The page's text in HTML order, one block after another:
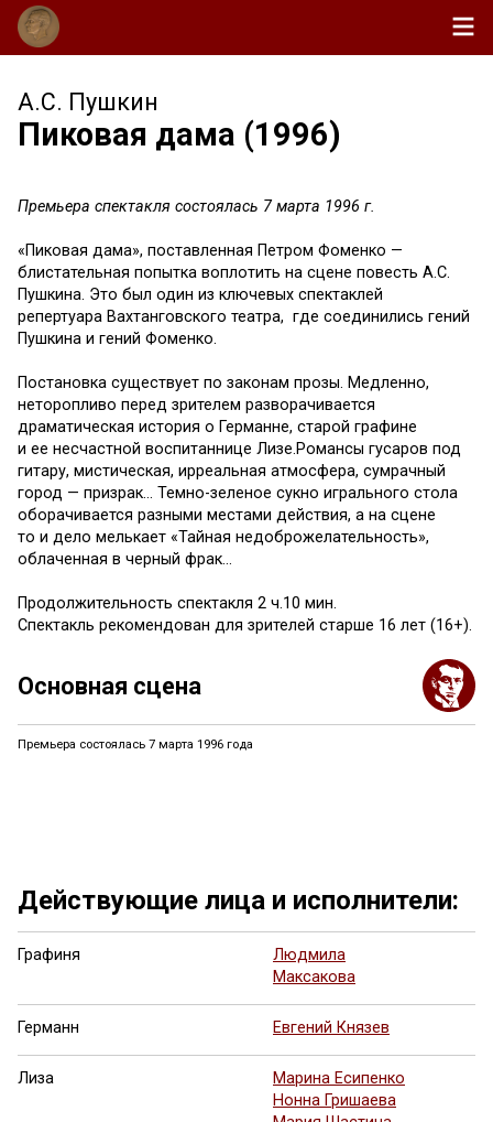
А.С. Пушкин
Пиковая дама (1996)
Премьера спектакля состоялась 7 марта 1996 г.
«Пиковая дама», поставленная Петром Фоменко —
блистательная попытка воплотить на сцене повесть А.С.
Пушкина. Это был один из ключевых спектаклей
репертуара Вахтанговского театра, где соединились гений
Пушкина и гений Фоменко.
Постановка существует по законам прозы. Медленно,
неторопливо перед зрителем разворачивается
драматическая история о Германне, старой графине
и ее несчастной воспитаннице Лизе.Романсы гусаров под
гитару, мистическая, ирреальная атмосфера, сумрачный
город — призрак… Темно-зеленое сукно игрального стола
оборачивается разными местами действия, а на сцене
то и дело мелькает «Тайная недоброжелательность»,
облаченная в черный фрак…
Продолжительность спектакля 2 ч.10 мин.
Спектакль рекомендован для зрителей старше 16 лет (16+).
Основная сцена
Премьера состоялась 7 марта 1996 года
Действующие лица и исполнители:
Графиня
Людмила
Максакова
Германн Евгений Князев
Лиза
Марина Есипенко
Нонна Гришаева